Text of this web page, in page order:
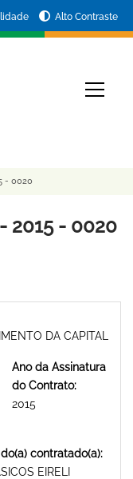
Alto Contraste
- 0020
2015 - 0020
DA CAPITAL
Ano da Assinatura
do Contrato:
2015
contratado(a):
EIRELI